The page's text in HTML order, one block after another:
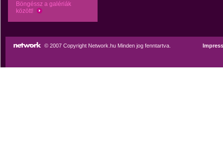
Böngéssz a galériák
között!
© 2007 Copyright Network.hu Minden jog fenntartva.